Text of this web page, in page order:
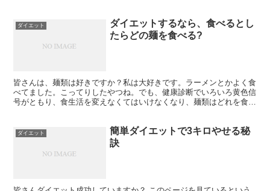
ダイエット
ダイエットするなら、食べるとし
たらどの麺を食べる?
皆さんは、麺類は好きですか？私は大好きです。ラーメンとかよく食
べてました。こってりしたやつね。でも、健康診断でいろいろ黄色信
号がともり、食生活を変えなくてはいけなくなり、麺類はどれを食べ
ダイエット
簡単ダイエットで3キロやせる秘
訣